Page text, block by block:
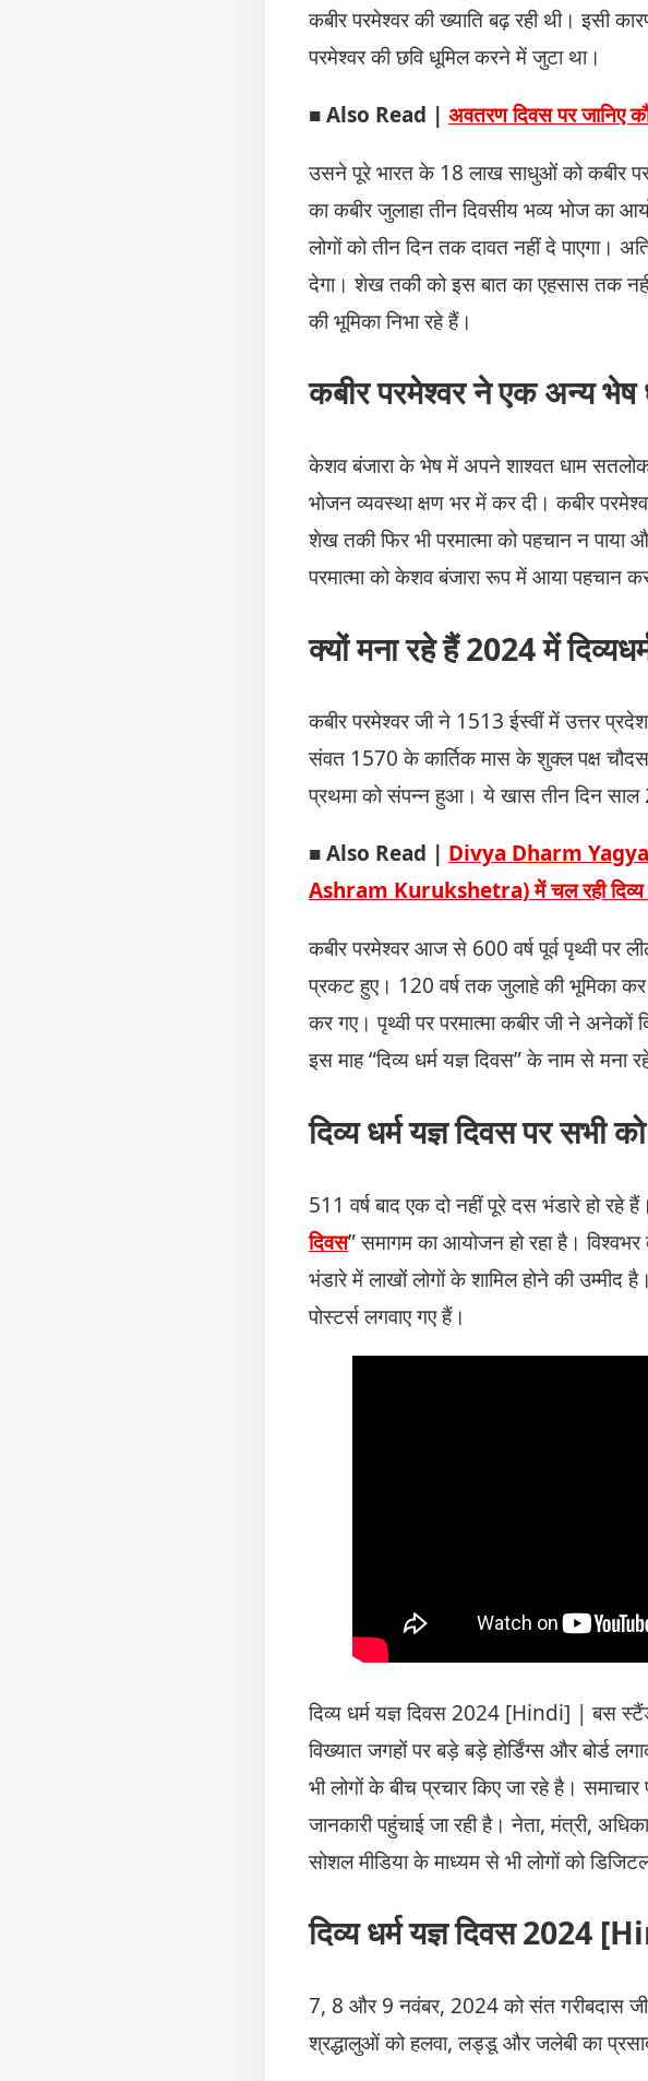
कबीर परमेश्वर की ख्याति बढ़ रही थी। इसी
परमेश्वर की छवि धूमिल करने में जुटा था।
■Also Read | अवतरण दिवस पर जानिए
उसने पूरे भारत के 18 लाख साधुओं को कबीर
का कबीर जुलाहा तीन दिवसीय भव्य भोज का
लोगों को तीन दिन तक दावत नहीं दे पाएगा।
देगा। शेख तकी को इस बात का एहसास तक
की भूमिका निभा रहे हैं।
कबीर परमेश्वर ने एक अन्य भेष
केशव बंजारा के भेष में अपने शाश्वत धाम
भोजन व्यवस्था क्षण भर में कर दी। कबीर
शेख तकी फिर भी परमात्मा को पहचान न पाया
परमात्मा को केशव बंजारा रूप में आया पहचान कर
क्यों मना रहे हैं 2024 में
कबीर परमेश्वर जी ने 1513 ईस्वीं में उत्तर
संवत 1570 के कार्तिक मास के शुक्ल पक्ष
प्रथमा को संपन्न हुआ। ये खास तीन दिन
■Also Read | Divya Dharm
Ashram Kurukshetra) में चल रही दिव्य
कबीर परमेश्वर आज से 600 वर्ष पूर्व पृथ्वी
प्रकट हुए। 120 वर्ष तक जुलाहे की भूमिका
कर गए। पृथ्वी पर परमात्मा कबीर जी ने अनेकों
इस माह “दिव्य धर्म यज्ञ दिवस” के नाम से मना
दिव्य धर्म यज्ञ दिवस पर सभी
511 वर्ष बाद एक दो नहीं पूरे दस भंडारे हो रहे
दिवस” समागम का आयोजन हो रहा है।
भंडारे में लाखों लोगों के शामिल होने की
पोस्टर्स लगवाए गए हैं।
दिव्य धर्म यज्ञ दिवस 2024 [Hindi] | बस
विख्यात जगहों पर बड़े बड़े होर्डिंग्स और बोर्ड
भी लोगों के बीच प्रचार किए जा रहे है।
जानकारी पहुंचाई जा रही है। नेता, मंत्री,
सोशल मीडिया के माध्यम से भी लोगों को
दिव्य धर्म यज्ञ दिवस 2024
7, 8 और 9 नवंबर, 2024 को संत गरीबदास
श्रद्धालुओं को हलवा, लड्डू और जलेबी का प्रसाद